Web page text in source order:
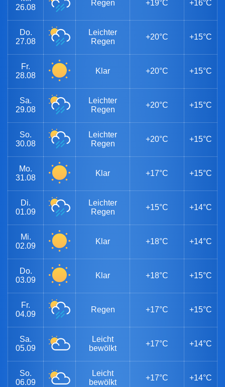
26.08
Regen +19°C +16°C
Do.
27.08
Leichter
Regen
+20°C +15°C
Fr.
28.08
Klar +20°C +15°C
Sa.
29.08
Leichter
Regen
+20°C +15°C
So.
30.08
Leichter
Regen
+20°C +15°C
Mo.
31.08
Klar +17°C +15°C
Di.
01.09
Leichter
Regen
+15°C +14°C
Mi.
02.09
Klar +18°C +14°C
Do.
03.09
Klar +18°C +15°C
Fr.
04.09
Regen +17°C +15°C
Sa.
05.09
Leicht
bewölkt
+17°C +14°C
So.
06.09
Leicht
bewölkt
+17°C +14°C